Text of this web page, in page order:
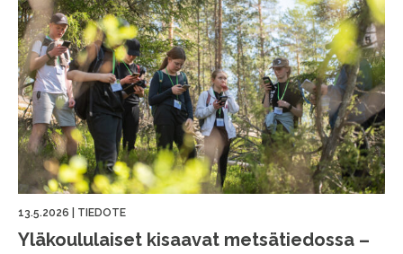
13.5.2026 TIEDOTE
Yläkoululaiset kisaavat metsätiedossa –